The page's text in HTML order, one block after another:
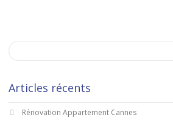
Articles récents
Rénovation Appartement Cannes